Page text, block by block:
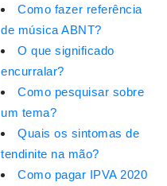
Como fazer referência
de música ABNT?
O que significado
encurralar?
Como pesquisar sobre
um tema?
Quais os sintomas de
tendinite na mão?
Como pagar IPVA 2020